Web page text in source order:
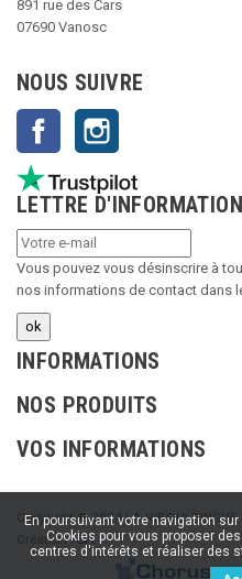
891 rue des Cars
07690 Vanosc
NOUS SUIVRE
Facebook
LETTRE
Vous pouvez vous désinscrire à
nos informations de contact dans
INFORMATIONS
NOS PRODUITS
VOS INFORMATIONS
Copyright © 2024 LA RIBOULDINGUE
Création :SFI
En poursuivant votre navigation
Cookies pour vous proposer
centres d'intérêts et réaliser des